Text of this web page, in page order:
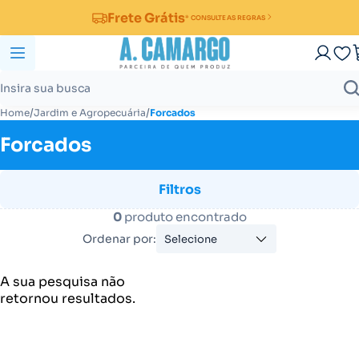
Frete Grátis* CONSULTE AS REGRAS
Home/Jardim e Agropecuária/Forcados
Forcados
Filtros
0produto encontrado
Ordenar por: Selecione
A sua pesquisa não
retornou resultados.